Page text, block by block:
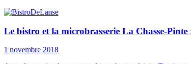
Le bistro et la microbrasserie La Chasse-
1 novembre 2018